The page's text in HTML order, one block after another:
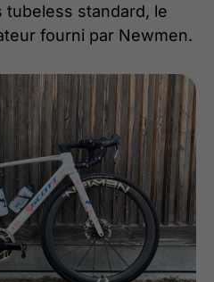
tubeless standard, le
fourni par Newmen.